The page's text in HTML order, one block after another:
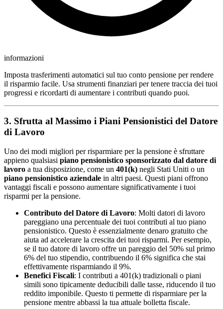
informazioni
Imposta trasferimenti automatici sul tuo conto pensione per rendere
il risparmio facile. Usa strumenti finanziari per tenere traccia dei tuoi
progressi e ricordarti di aumentare i contributi quando puoi.
3. Sfrutta al Massimo i Piani Pensionistici del Datore
di Lavoro
Uno dei modi migliori per risparmiare per la pensione è sfruttare
appieno qualsiasi piano pensionistico sponsorizzato dal datore di
lavoro a tua disposizione, come un 401(k) negli Stati Uniti o un
piano pensionistico aziendale in altri paesi. Questi piani offrono
vantaggi fiscali e possono aumentare significativamente i tuoi
risparmi per la pensione.
Contributo del Datore di Lavoro: Molti datori di lavoro
pareggiano una percentuale dei tuoi contributi al tuo piano
pensionistico. Questo è essenzialmente denaro gratuito che
aiuta ad accelerare la crescita dei tuoi risparmi. Per esempio,
se il tuo datore di lavoro offre un pareggio del 50% sul primo
6% del tuo stipendio, contribuendo il 6% significa che stai
effettivamente risparmiando il 9%.
Benefici Fiscali: I contributi a 401(k) tradizionali o piani
simili sono tipicamente deducibili dalle tasse, riducendo il tuo
reddito imponibile. Questo ti permette di risparmiare per la
pensione mentre abbassi la tua attuale bolletta fiscale.